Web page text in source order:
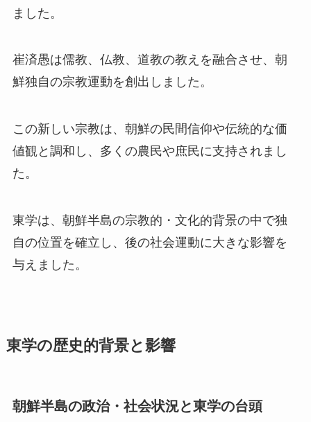
ました。
崔済愚は儒教、仏教、道教の教えを融合させ、朝
鮮独自の宗教運動を創出しました。
この新しい宗教は、朝鮮の民間信仰や伝統的な価
値観と調和し、多くの農民や庶民に支持されまし
た。
東学は、朝鮮半島の宗教的・文化的背景の中で独
自の位置を確立し、後の社会運動に大きな影響を
与えました。
東学の歴史的背景と影響
朝鮮半島の政治・社会状況と東学の台頭